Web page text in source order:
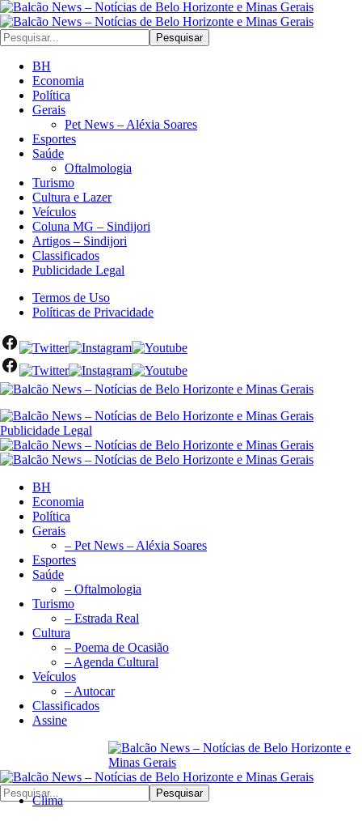
Pesquisar
BH
Economia
Política
Gerais
Pet News – Aléxia Soares
Esportes
Saúde
Oftalmologia
Turismo
Cultura e Lazer
Veículos
Coluna MG – Sindijori
Artigos – Sindijori
Classificados
Publicidade Legal
Termos de Uso
Políticas de Privacidade
Publicidade Legal
BH
Economia
Política
Gerais
– Pet News – Aléxia Soares
Esportes
Saúde
– Oftalmologia
Turismo
– Estrada Real
Cultura
– Poema de Ocasião
– Agenda Cultural
Veículos
– Autocar
Classificados
Assine
Pesquisar
Clima